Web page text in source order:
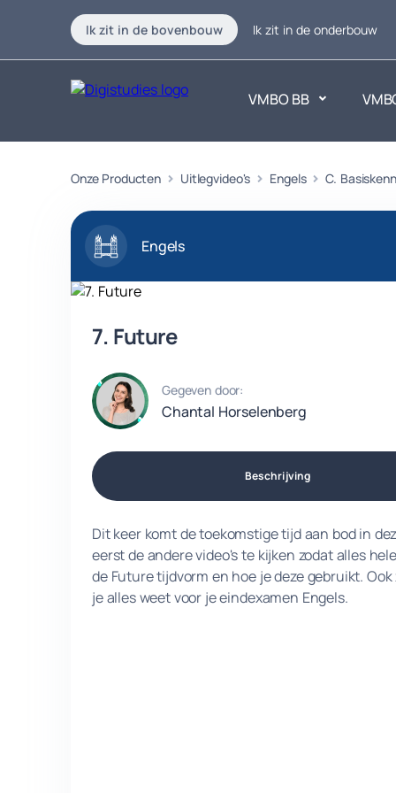
Ik zit in de bovenbouw Ik zit in de onderbouw
VMBO BB
Exacte vakken
Geen vakken. Geen
Onze Producten Uitlegvideo's Engels C.
Engels
7. Future
Gegeven door:
Chantal Horselenberg
Beschrijving
Dit keer komt de toekomstige tijd aan bod in
eerst de andere video's te kijken zodat alles
de Future tijdvorm en hoe je deze gebruikt.
je alles weet voor je eindexamen Engels.